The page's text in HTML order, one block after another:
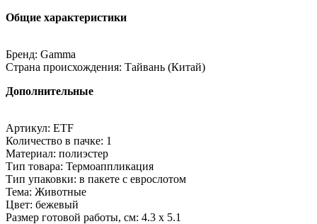
Общие характеристики
Бренд: Gamma
Страна происхождения: Тайвань (Китай)
Дополнительные
Артикул: ETF
Количество в пачке: 1
Материал: полиэстер
Тип товара: Термоаппликация
Тип упаковки: в пакете с еврослотом
Тема: Животные
Цвет: бежевый
Размер готовой работы, см: 4.3 x 5.1